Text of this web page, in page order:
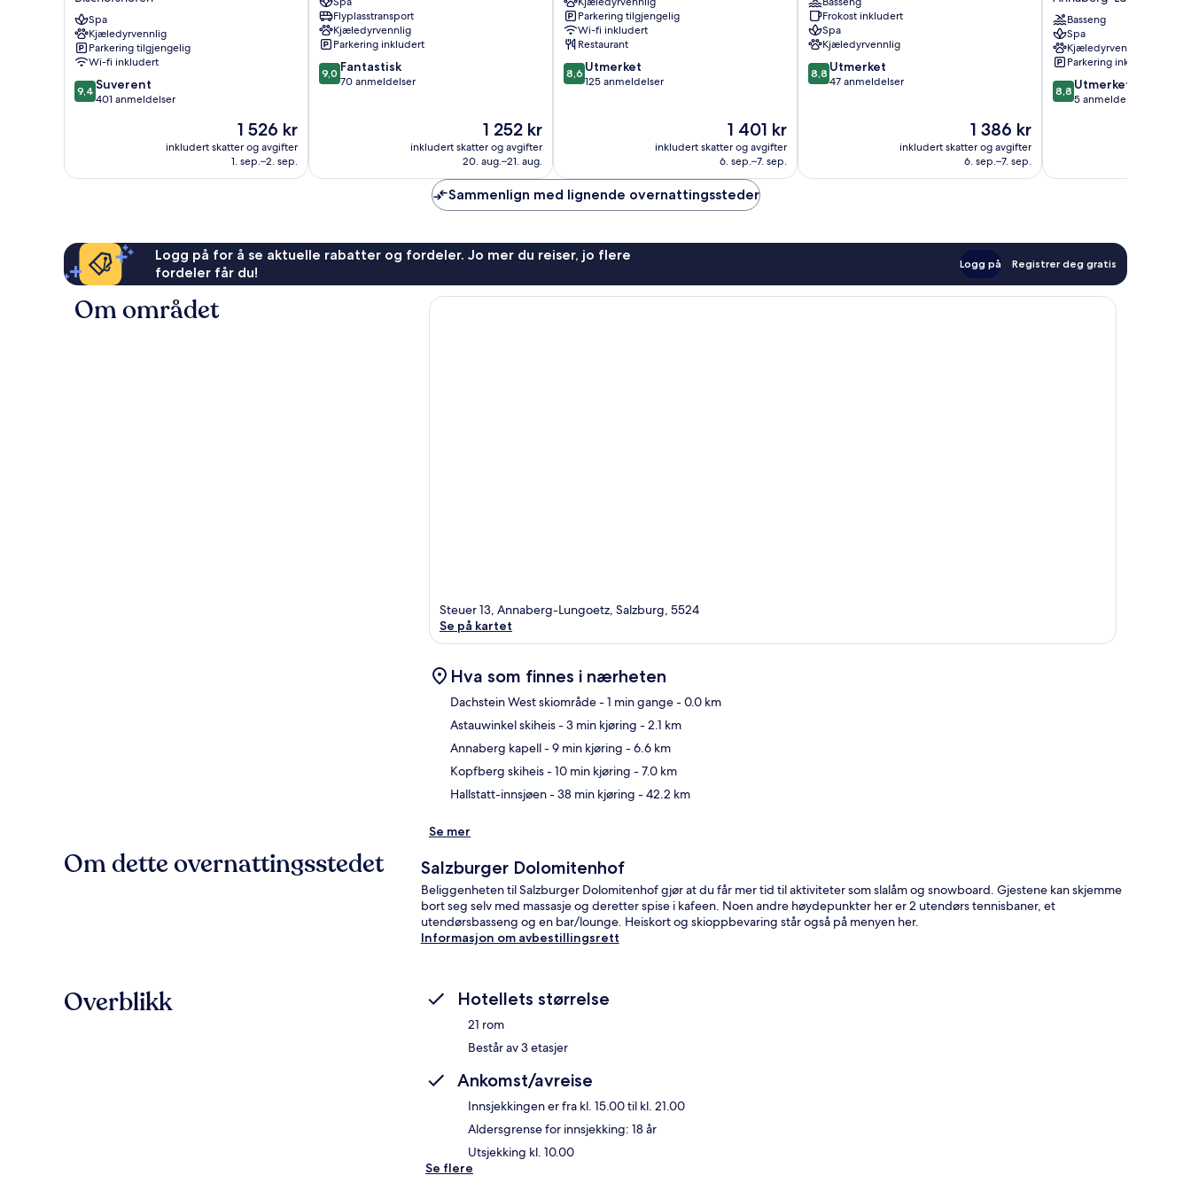
hotel
&
apartments
Bischofshofen
Spa
Kjæledyrvennlig
Parkering tilgjengelig
Wi-fi inkludert
9.4
av
9,4 Suverent
401 anmeldelser
Prisen
er
1 526 kr
1 526 kr
inkludert skatter og avgifter
1. sep.–2. sep.
Abtenau
Flyplasstransport
Kjæledyrvennlig
Parkering inkludert
9.0
av
9,0 Fantastisk
70 anmeldelser
Prisen
er
1 252 kr
1 252 kr
inkludert skatter og avgifter
20. aug.–21. aug.
Altenmarkt
im
Pongau
Parkering tilgjengelig
Wi-fi inkludert
Restaurant
8.6
av
8,6 Utmerket
125 anmeldelser
Prisen
er
1 401 kr
1 401 kr
inkludert skatter og avgifter
6. sep.–7. sep.
Frokost inkludert
Spa
Kjæledyrvennlig
8.8
av
8,8 Utmerket
47 anmeldelser
Prisen
er
1 386 kr
1 386 kr
inkludert skatter og avgifter
6. sep.–7. sep.
by
ALPS
RESORTS
Annaberg-
Lungoetz
Basseng
Spa
Kjæledyrvennlig
Parkering inkludert
8.8
av
8,8 Utmerket
5 anmeldelser
Sammenlign med lignende overnattingssteder
Logg på for å se aktuelle rabatter og fordeler. Jo mer du reiser, jo flere
fordeler får du!
Logg på Registrer deg gratis
Om området
Steuer 13, Annaberg-Lungoetz, Salzburg, 5524
Se på kartet
Hva som finnes i nærheten
Dachstein West skiområde- 1 min gange- 0.0 km
Astauwinkel skiheis- 3 min kjøring - 2.1 km
Annaberg kapell- 9 min kjøring - 6.6 km
Kopfberg skiheis- 10 min kjøring - 7.0 km
Hallstatt-innsjøen- 38 min kjøring - 42.2 km
Se mer
Om dette overnattingsstedet Salzburger Dolomitenhof
Beliggenheten til Salzburger Dolomitenhof gjør at du får mer tid til aktiviteter som slalåm og snowboard. Gjestene kan skjemme
bort seg selv med massasje og deretter spise i kafeen. Noen andre høydepunkter her er 2 utendørs tennisbaner, et
utendørsbasseng og en bar/lounge. Heiskort og skioppbevaring står også på menyen her.
Informasjon om avbestillingsrett
Overblikk Hotellets størrelse
21 rom
Består av 3 etasjer
Ankomst/avreise
Innsjekkingen er fra kl. 15.00 til kl. 21.00
Aldersgrense for innsjekking: 18 år
Utsjekking kl. 10.00
Se flere